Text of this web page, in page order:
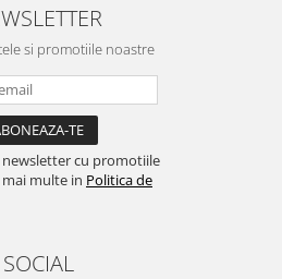
si promotiile noastre
newsletter cu promotiile
multe in Politica de
SOCIAL